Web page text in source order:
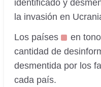
identificado y
la invasión en
Los países
en
cantidad de
desmentida por los
cada país.